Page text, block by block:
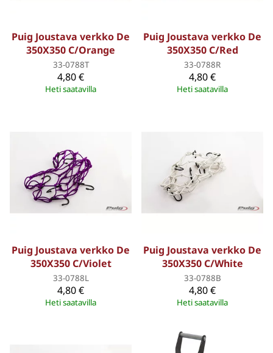
Puig Joustava verkko De
350X350 C/Orange
33-0788T
4,80 €
Heti saatavilla
Puig Joustava verkko De
350X350 C/Red
33-0788R
4,80 €
Heti saatavilla
Puig Joustava verkko De
350X350 C/Violet
33-0788L
4,80 €
Heti saatavilla
Puig Joustava verkko De
350X350 C/White
33-0788B
4,80 €
Heti saatavilla